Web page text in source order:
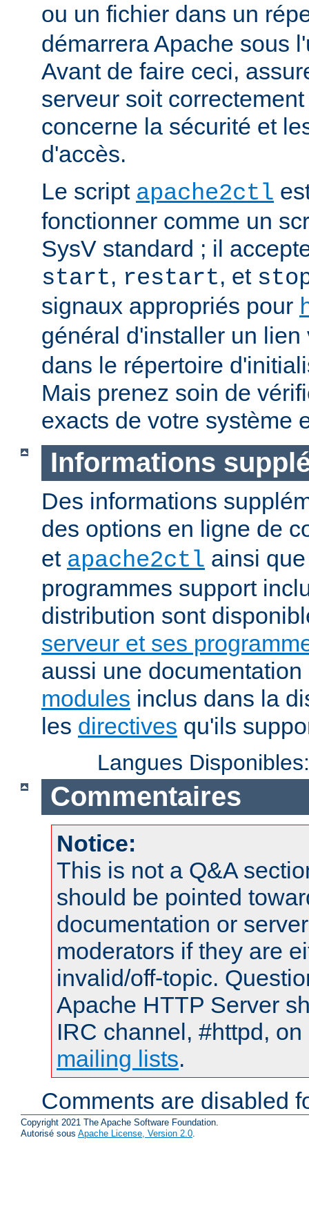
ou un fichier dans un
démarrera Apache sous
Avant de faire ceci,
serveur soit
concerne la sécurité et
d'accès.
Le script apache2ctl
fonctionner comme un
SysV standard ; il
start, restart, et
signaux appropriés pour
général d'installer un
dans le répertoire
Mais prenez soin de
exacts de votre système
Informations
Des informations
des options en ligne de
et apache2ctl ainsi
programmes support
distribution sont
serveur et ses
aussi une
modules inclus dans la
les directives qu'ils
Langues
Commentaires
Notice:
This is not a Q&A
should be pointed
documentation or
moderators if they are
invalid/off-topic.
Apache HTTP Server
IRC channel, #httpd,
mailing lists.
Comments are disabled
Copyright 2021 The Apache Software Foundation.
Autorisé sous Apache License, Version 2.0